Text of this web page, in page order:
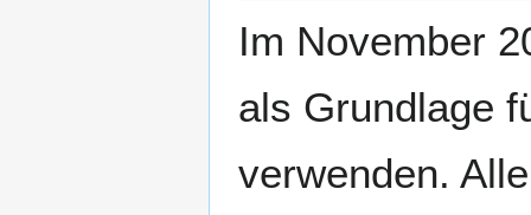
Im November
als Grundlage
verwenden.